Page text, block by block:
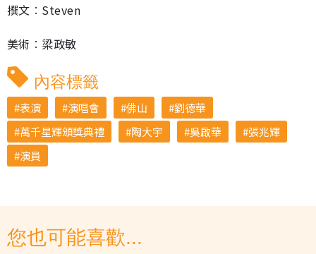
撰文︰Steven
美術︰梁政敏
內容標籤
表演 演唱會 佛山
劉德華
萬千星輝頒獎典禮
陶大宇 吳啟華
張兆輝
演員
您也可能喜歡...